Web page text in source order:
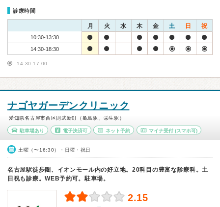
診療時間
月 火 水 木 金 土 日 祝
10:30-13:30
14:30-18:30
14:30-17:00
ナゴヤガーデンクリニック
愛知県名古屋市西区則武新町（亀島駅、栄生駅）
駐車場あり 電子決済可 ネット予約 マイナ受付 (スマホ可)
土曜（〜16:30）・日曜・祝日
名古屋駅徒歩圏、イオンモール内の好立地。20科目の豊富な診療科。土
日祝も診療。WEB予約可。駐車場。
2.15